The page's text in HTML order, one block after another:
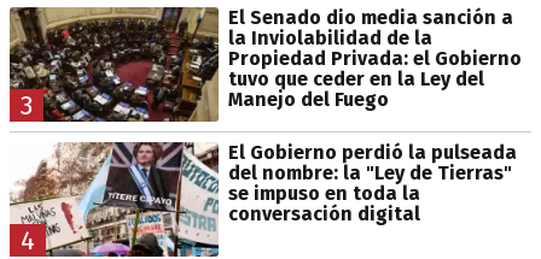
3
El Senado dio media sanción a
la Inviolabilidad de la
Propiedad Privada: el Gobierno
tuvo que ceder en la Ley del
Manejo del Fuego
4
El Gobierno perdió la pulseada
del nombre: la "Ley de Tierras"
se impuso en toda la
conversación digital